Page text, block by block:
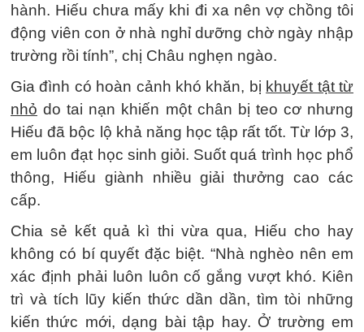
hành. Hiếu chưa mấy khi đi xa nên vợ chồng tôi
động viên con ở nhà nghỉ dưỡng chờ ngày nhập
trường rồi tính”, chị Châu nghẹn ngào.
Gia đình có hoàn cảnh khó khăn, bị khuyết tật từ
nhỏ do tai nạn khiến một chân bị teo cơ nhưng
Hiếu đã bộc lộ khả năng học tập rất tốt. Từ lớp 3,
em luôn đạt học sinh giỏi. Suốt quá trình học phổ
thông, Hiếu giành nhiều giải thưởng cao các
cấp.
Chia sẻ kết quả kì thi vừa qua, Hiếu cho hay
không có bí quyết đặc biệt. “Nhà nghèo nên em
xác định phải luôn luôn cố gắng vượt khó. Kiên
trì và tích lũy kiến thức dần dần, tìm tòi những
kiến thức mới, dạng bài tập hay. Ở trường em